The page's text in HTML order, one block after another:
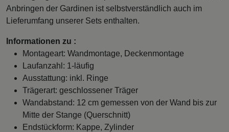
Anbringen der Gardinen ist selbstverständlich auch im
Lieferumfang unserer Sets enthalten.
Informationen zu :
Montageart: Wandmontage, Deckenmontage
Laufanzahl: 1-läufig
Ausstattung: inkl. Ringe
Trägerart: geschlossener Träger
Wandabstand: 12 cm gemessen von der Wand bis zur
Mitte der Stange (Querschnitt)
Endstückform: Kappe, Zylinder